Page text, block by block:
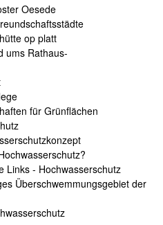
Oesede
op platt
ums Rathaus-
für Grünflächen
Links - Hochwasserschutz
Überschwemmungsgebiet der